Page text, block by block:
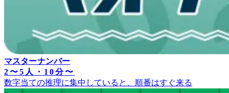
マスターナンバー
2〜5人・10分〜
数字当ての推理に集中していると、順番はすぐ来る